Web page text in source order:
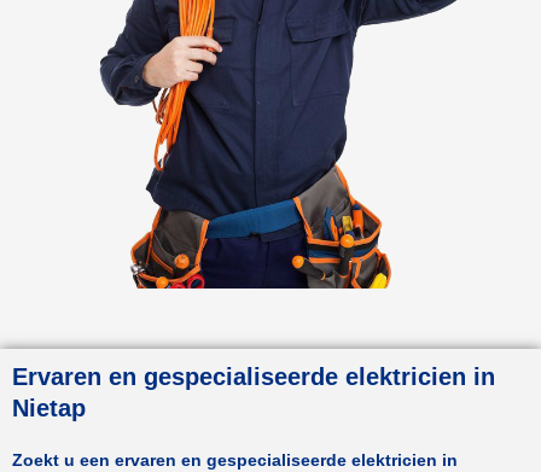
Ervaren en gespecialiseerde elektricien in
Nietap
Zoekt u een ervaren en gespecialiseerde elektricien in